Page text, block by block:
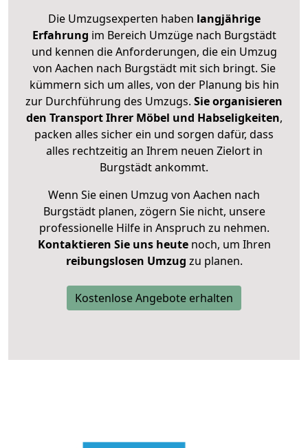
Die Umzugsexperten haben langjährige
Erfahrung im Bereich Umzüge nach Burgstädt
und kennen die Anforderungen, die ein Umzug
von Aachen nach Burgstädt mit sich bringt. Sie
kümmern sich um alles, von der Planung bis hin
zur Durchführung des Umzugs. Sie organisieren
den Transport Ihrer Möbel und Habseligkeiten,
packen alles sicher ein und sorgen dafür, dass
alles rechtzeitig an Ihrem neuen Zielort in
Burgstädt ankommt.
Wenn Sie einen Umzug von Aachen nach
Burgstädt planen, zögern Sie nicht, unsere
professionelle Hilfe in Anspruch zu nehmen.
Kontaktieren Sie uns heutenoch, um Ihren
reibungslosen Umzug zu planen.
Kostenlose Angebote erhalten